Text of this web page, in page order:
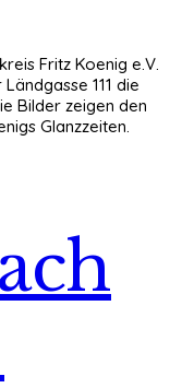
Fritz Koenig e.V.
111 die
Bilder zeigen den
Glanzzeiten.